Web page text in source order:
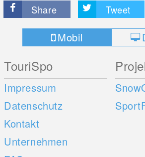
Share Tweet
Mobil
TouriSpo
Impressum
Datenschutz
Kontakt
Unternehmen